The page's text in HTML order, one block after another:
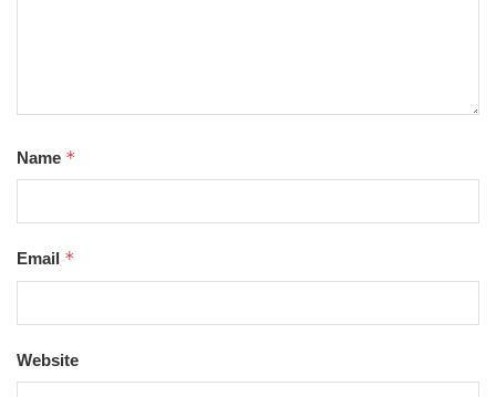
Name *
Email *
Website